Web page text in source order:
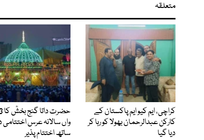
متعلقہ
کراچی، ایم کیو ایم پاکستان کے
کارکن عبدالرحمان بھولا کو رہا کر
دیا گیا
واں سالانہ عرس
ساتھ اختتام پذیر